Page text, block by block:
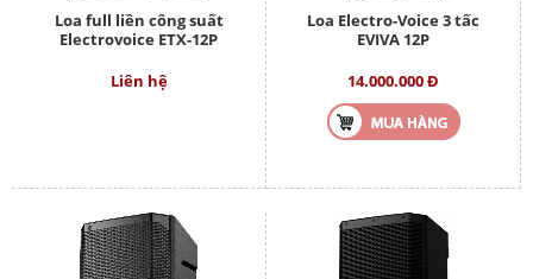
Loa full liền công suất
Electrovoice ETX-12P
Liên hệ
Loa Electro-Voice 3 tấc
EVIVA 12P
14.000.000 Đ